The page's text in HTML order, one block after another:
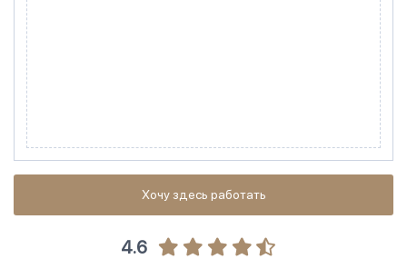
Хочу здесь работать
4.6